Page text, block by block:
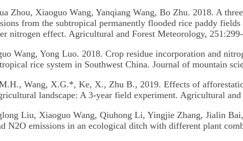
Zhou, Xiaoguo Wang, Yanqiang Wang, Bo Zhu. 2018. A
from the subtropical permanently flooded rice paddy
nitrogen effect. Agricultural and Forest Meteorology,
Wang, Yong Luo. 2018. Crop residue incorporation and
rice system in Southwest China. Journal of mountain
Wang, X.G.*, Ke, X., Zhu B., 2019. Effects of
landscape: A 3-year field experiment. Agricultural
Liu, Xiaoguo Wang, Qiuhong Li, Yingjie Zhang, Jialin
N2O emissions in an ecological ditch with different plant